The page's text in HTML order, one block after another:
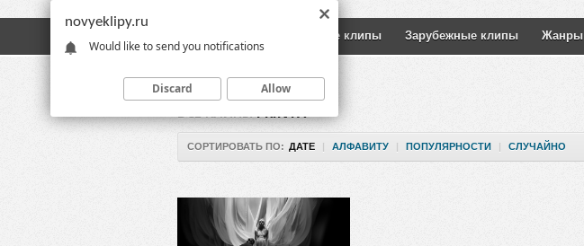
Русские клипы Зарубежные клипы Жанры
ВСЕ КЛИПЫ PRINTA
СОРТИРОВАТЬ ПО: ДАТЕ | АЛФАВИТУ | ПОПУЛЯРНОСТИ | СЛУЧАЙНО
novyeklipy.ru
Would like to send you notifications
Discard Allow